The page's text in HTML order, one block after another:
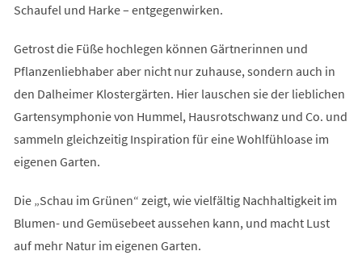
Schaufel und Harke – entgegenwirken.
Getrost die Füße hochlegen können Gärtnerinnen und
Pflanzenliebhaber aber nicht nur zuhause, sondern auch in
den Dalheimer Klostergärten. Hier lauschen sie der lieblichen
Gartensymphonie von Hummel, Hausrotschwanz und Co. und
sammeln gleichzeitig Inspiration für eine Wohlfühloase im
eigenen Garten.
Die „Schau im Grünen“ zeigt, wie vielfältig Nachhaltigkeit im
Blumen- und Gemüsebeet aussehen kann, und macht Lust
auf mehr Natur im eigenen Garten.